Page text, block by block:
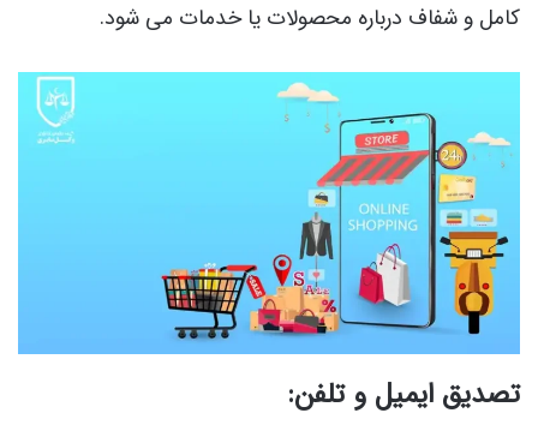
کامل و شفاف درباره محصولات یا خدمات می ‌شود.
تصدیق ایمیل و تلفن: